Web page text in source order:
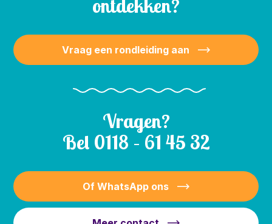
ontdekken?
Vraag een rondleiding aan
Vragen?
Bel 0118 – 61 45 32
Of WhatsApp ons